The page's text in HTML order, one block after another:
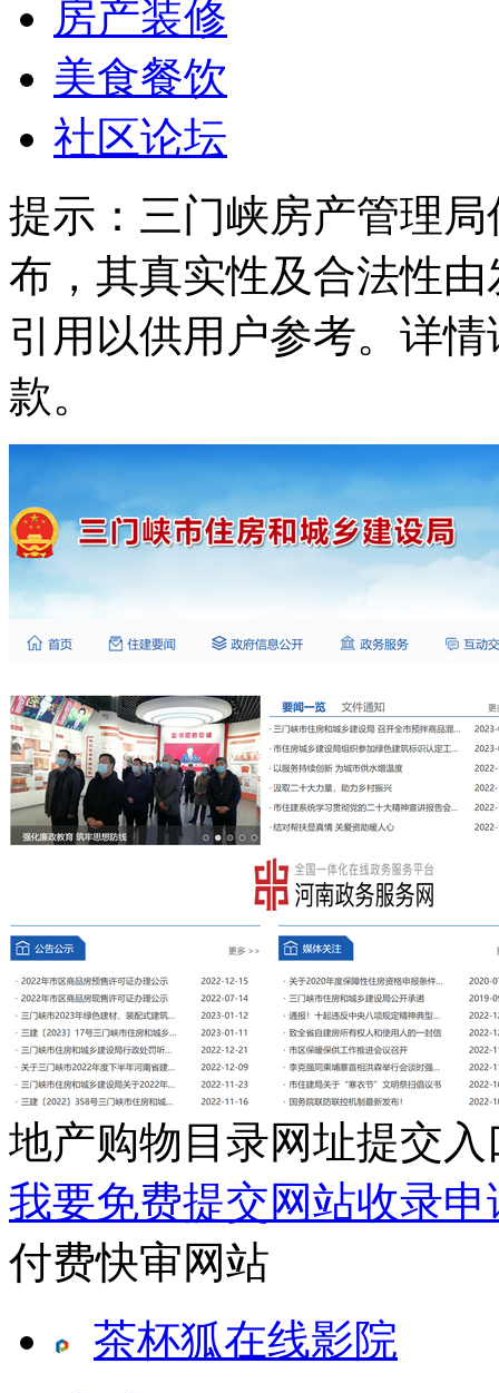
房产装修
美食餐饮
社区论坛
提示： 三门峡房产管理
布，其真实性及合法性
引用以供用户参考。详
款。
地产购物目录网址提交入
我要免费提交网站收录申
付费快审网站
茶杯狐在线影院